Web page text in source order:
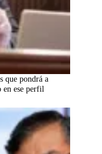
que pondrá a
en ese perfil